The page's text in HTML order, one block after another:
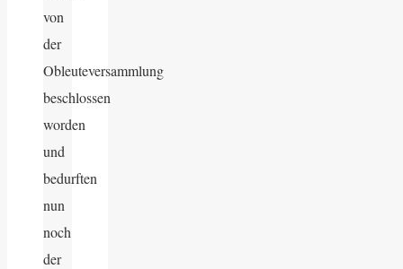
von
der
Obleuteversammlung
beschlossen
worden
und
bedurften
nun
noch
der